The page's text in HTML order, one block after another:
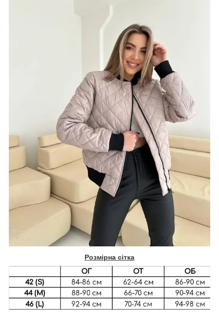
Розмірна сітка